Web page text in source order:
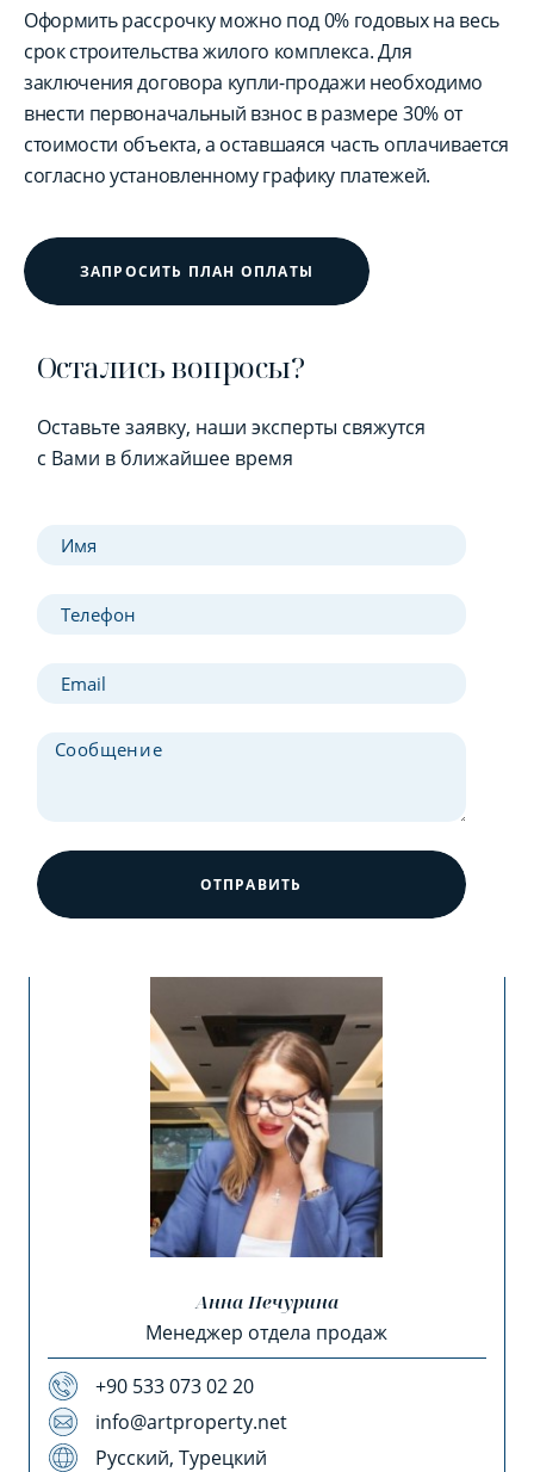
Оформить рассрочку можно под 0% годовых на весь
срок строительства жилого комплекса. Для
заключения договора купли-продажи необходимо
внести первоначальный взнос в размере 30% от
стоимости объекта, а оставшаяся часть оплачивается
согласно установленному графику платежей.
ЗАПРОСИТЬ ПЛАН ОПЛАТЫ
Остались вопросы?
Оставьте заявку, наши эксперты свяжутся
с Вами в ближайшее время
ОТПРАВИТЬ
Анна Печурина
Менеджер отдела продаж
+90 533 073 02 20
info@artproperty.net
Русский, Турецкий